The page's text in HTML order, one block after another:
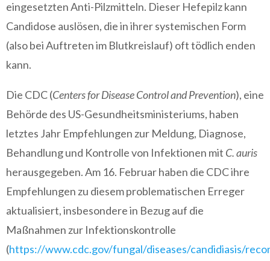
eingesetzten Anti-Pilzmitteln. Dieser Hefepilz kann
Candidose auslösen, die in ihrer systemischen Form
(also bei Auftreten im Blutkreislauf) oft tödlich enden
kann.
Die CDC (Centers for Disease Control and Prevention), eine
Behörde des US-Gesundheitsministeriums, haben
letztes Jahr Empfehlungen zur Meldung, Diagnose,
Behandlung und Kontrolle von Infektionen mit C. auris
herausgegeben. Am 16. Februar haben die CDC ihre
Empfehlungen zu diesem problematischen Erreger
aktualisiert, insbesondere in Bezug auf die
Maßnahmen zur Infektionskontrolle
(https://www.cdc.gov/fungal/diseases/candidiasis/